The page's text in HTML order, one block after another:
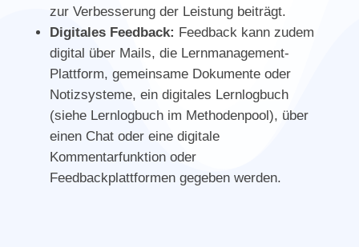
zur Verbesserung der Leistung beiträgt.
Digitales Feedback: Feedback kann zudem
digital über Mails, die Lernmanagement-
Plattform, gemeinsame Dokumente oder
Notizsysteme, ein digitales Lernlogbuch
(siehe Lernlogbuch im Methodenpool), über
einen Chat oder eine digitale
Kommentarfunktion oder
Feedbackplattformen gegeben werden.